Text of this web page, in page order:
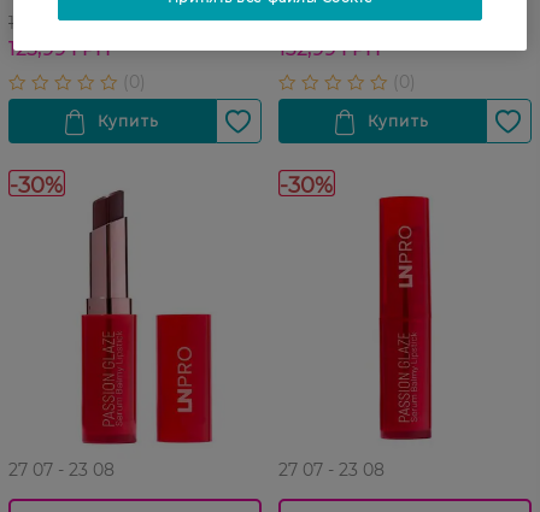
179,99 ГРН
125,99 ГРН
189,99 ГРН
132,99 ГРН
-30%
27 07 - 23 08
-30%
27 07 - 23 08